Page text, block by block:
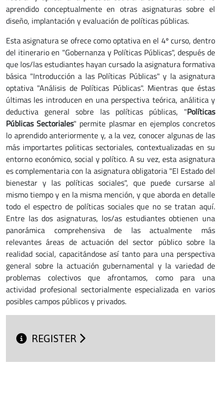
aprendido conceptualmente en otras asignaturas sobre el
diseño, implantación y evaluación de políticas públicas.
Esta asignatura se ofrece como optativa en el 4º curso, dentro
del itinerario en "Gobernanza y Políticas Públicas", después de
que los/las estudiantes hayan cursado la asignatura formativa
básica "Introducción a las Políticas Públicas" y la asignatura
optativa "Análisis de Políticas Públicas". Mientras que éstas
últimas les introducen en una perspectiva teórica, análitica y
deductiva general sobre las políticas públicas, "Políticas
Públicas Sectoriales" permite plasmar en ejemplos concretos
lo aprendido anteriormente y, a la vez, conocer algunas de las
más importartes politicas sectoriales, contextualizadas en su
entorno económico, social y político. A su vez, esta asignatura
es complementaria con la asignatura obligatoria "El Estado del
bienestar y las políticas sociales", que puede cursarse al
mismo tiempo y en la misma mención, y que aborda en detalle
todo el espectro de políticas sociales que no se tratan aquí.
Entre las dos asignaturas, los/as estudiantes obtienen una
panorámica comprehensiva de las actualmente más
relevantes áreas de actuación del sector público sobre la
realidad social, capacitándose así tanto para una perspectiva
general sobre la actuación gubernamental y la variedad de
problemas colectivos que afrontamos, como para una
actividad profesional sectorialmente especializada en varios
posibles campos públicos y privados.
REGISTER